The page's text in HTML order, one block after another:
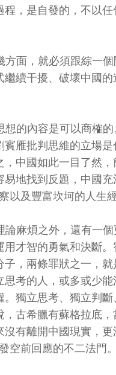
，是自發的，不以
面，就必須跟綜一
續干擾、破壞中國
的內容是可以商榷
雁批判思維的立場
中國如此一目了然
地找到反題，中國
以及豐富坎坷的人生
麻煩之外，還有一
才智的勇氣和決斷
子，兩條罪狀之一，
考的人，或多或少
獨立思考、獨立判
古希臘有蘇格拉底
有離開中國現實，
空前回應的不二法門